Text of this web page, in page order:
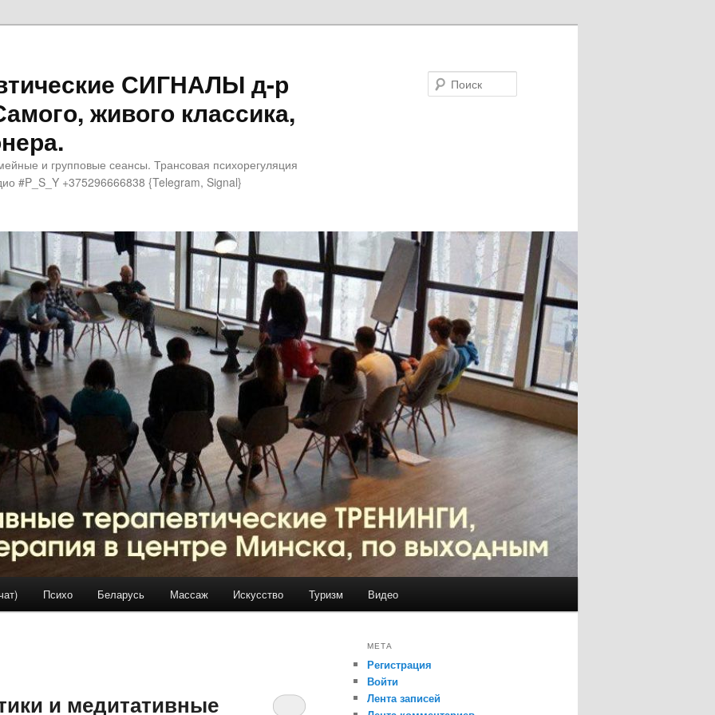
СИГНАЛЫ д-р
живого классика,
и групповые сеансы. Трансовая психорегуляция
#P_S_Y +375296666838 {Telegram, Signal}
Психо Беларусь Массаж Искусство Туризм Видео
и медитативные
МЕТА
Регистрация
Войти
Лента записей